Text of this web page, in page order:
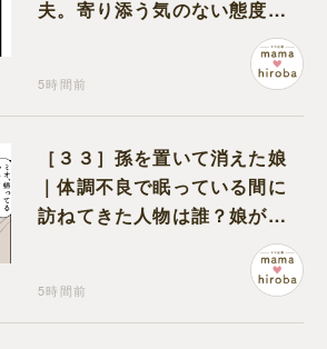
夫。寄り添う気のない態度に
5時間前
［３３］孫を置いて消えた娘
｜体調不良で眠っている間に
訪ねてきた人物は誰？娘が戻
ってきたのかと不安になる
5時間前